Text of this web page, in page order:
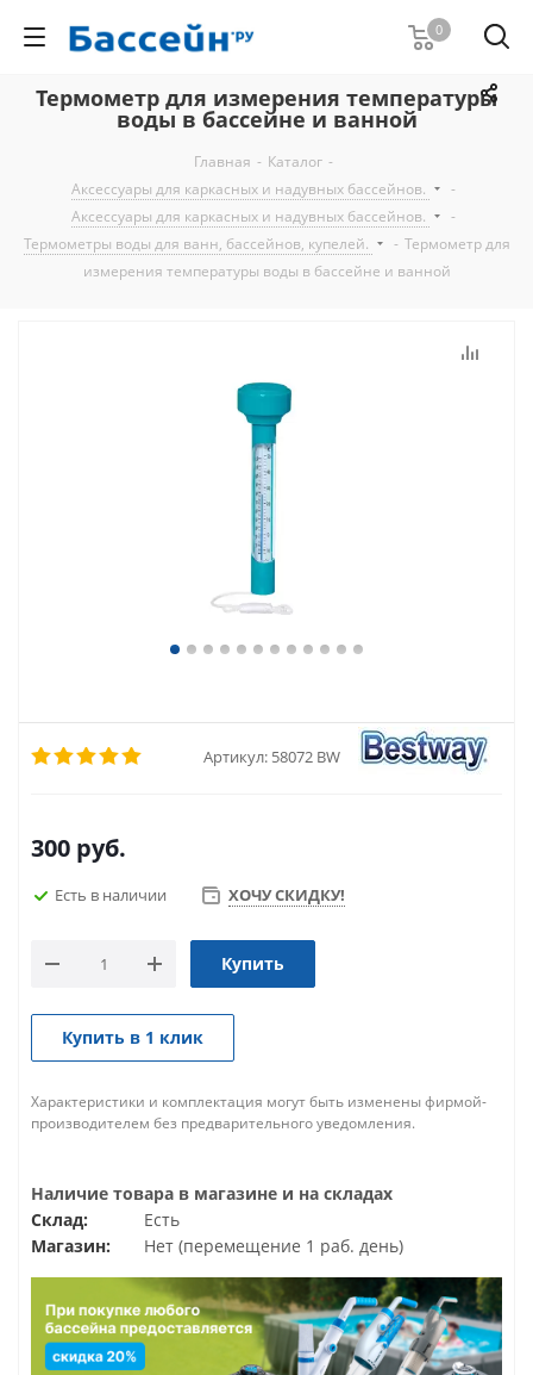
0
Термометр для измерения температуры
воды в бассейне и ванной
Главная - Каталог -
Аксессуары для каркасных и надувных бассейнов.
-
Аксессуары для каркасных и надувных бассейнов.
-
Термометры воды для ванн, бассейнов, купелей.
- Термометр для
измерения температуры воды в бассейне и ванной
Артикул: 58072 BW
300 руб.
Есть в наличии ХОЧУ СКИДКУ!
Купить
Купить в 1 клик
Характеристики и комплектация могут быть изменены фирмой-
производителем без предварительного уведомления.
Наличие товара в магазине и на складах
Склад:
Есть
Магазин:
Нет (перемещение 1 раб. день)